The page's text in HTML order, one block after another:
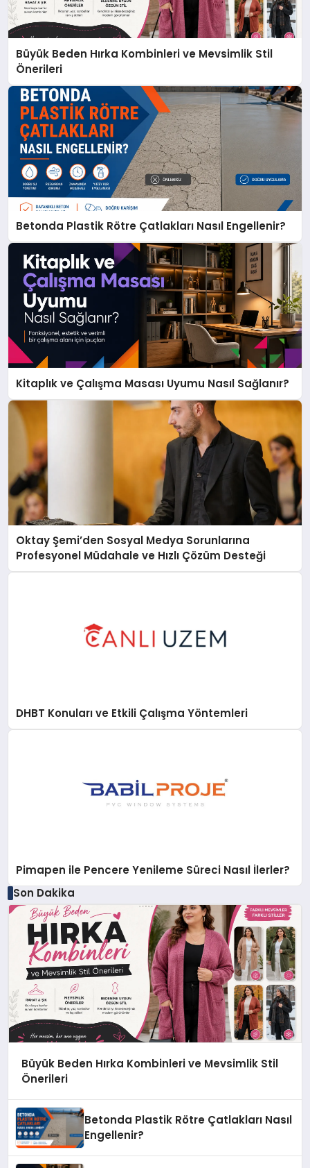
Büyük Beden Hırka Kombinleri ve Mevsimlik Stil
Önerileri
Betonda Plastik Rötre Çatlakları Nasıl Engellenir?
Kitaplık ve Çalışma Masası Uyumu Nasıl Sağlanır?
Oktay Şemi’den Sosyal Medya Sorunlarına
Profesyonel Müdahale ve Hızlı Çözüm Desteği
DHBT Konuları ve Etkili Çalışma Yöntemleri
Pimapen ile Pencere Yenileme Süreci Nasıl İlerler?
Son Dakika
Büyük Beden Hırka Kombinleri ve Mevsimlik Stil
Önerileri
Betonda Plastik Rötre Çatlakları Nasıl
Engellenir?